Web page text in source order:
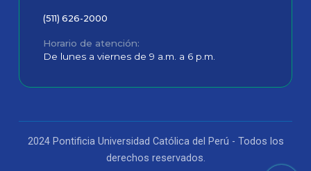
(511) 626-2000
Horario de atención
De lunes a viernes de 9 a.m. a 6 p.m.
2024 Pontificia Universidad Católica del Perú - Todos los
derechos reservados.